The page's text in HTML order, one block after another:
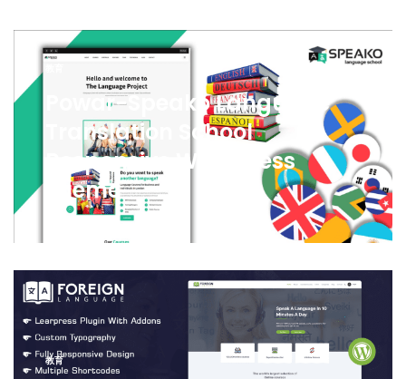
Powar-Speako Language
Translation School
Responsive WordPress
Theme
教育